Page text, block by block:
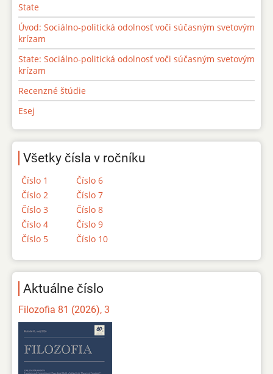
State
Úvod: Sociálno-politická odolnosť voči súčasným svetovým
krízam
State: Sociálno-politická odolnosť voči súčasným svetovým
krízam
Recenzné štúdie
Esej
Všetky čísla v ročníku
Číslo 1
Číslo 2
Číslo 3
Číslo 4
Číslo 5
Číslo 6
Číslo 7
Číslo 8
Číslo 9
Číslo 10
Aktuálne číslo
Filozofia 81 (2026), 3